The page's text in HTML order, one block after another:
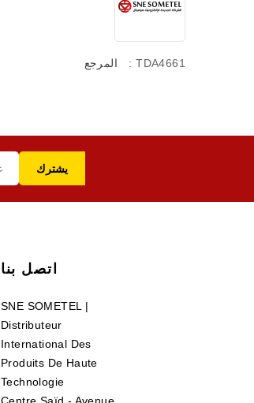
المرجع : TDA4661
اتصل بنا
SNE SOMETEL |
Distributeur
International Des
Produits De Haute
Technologie